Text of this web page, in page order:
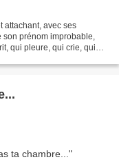
attachant, avec ses
son prénom improbable,
qui pleure, qui crie, qui